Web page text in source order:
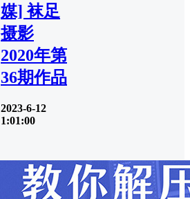
媒] 袜足
摄影
2020年第
36期作品
2023-6-12
1:01:00